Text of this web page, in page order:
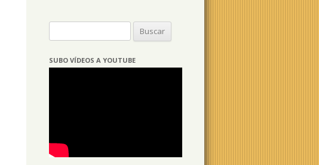
SUBO VÍDEOS A YOUTUBE